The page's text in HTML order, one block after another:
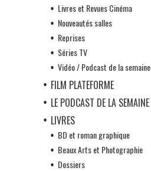
Livres et Revues Cinéma
Nouveautés salles
Reprises
Séries TV
Vidéo / Podcast de la semaine
FILM PLATEFORME
LE PODCAST DE LA SEMAINE
LIVRES
BD et roman graphique
Beaux Arts et Photographie
Dossiers